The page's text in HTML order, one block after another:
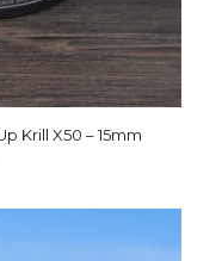
Krill X50 – 15mm